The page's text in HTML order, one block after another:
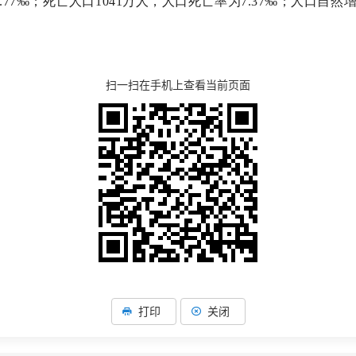
扫一扫在手机上查看当前页面
打印 关闭